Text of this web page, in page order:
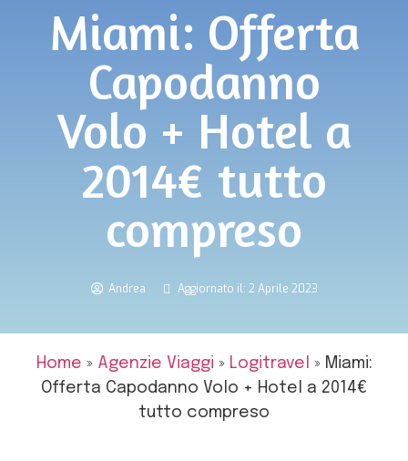
Miami: Offerta
Capodanno
Volo + Hotel a
2014€ tutto
compreso
Andrea Aggiornato il: 2 Aprile 2023
Home » Agenzie Viaggi » Logitravel » Miami:
Offerta Capodanno Volo + Hotel a 2014€
tutto compreso